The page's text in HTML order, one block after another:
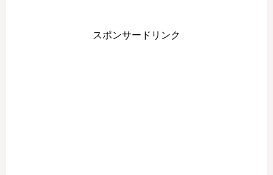
スポンサードリンク